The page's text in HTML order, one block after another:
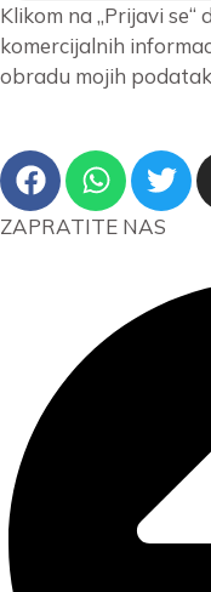
Klikom na „Prijavi
komercijalnih
obradu mojih
ZAPRATITE NAS